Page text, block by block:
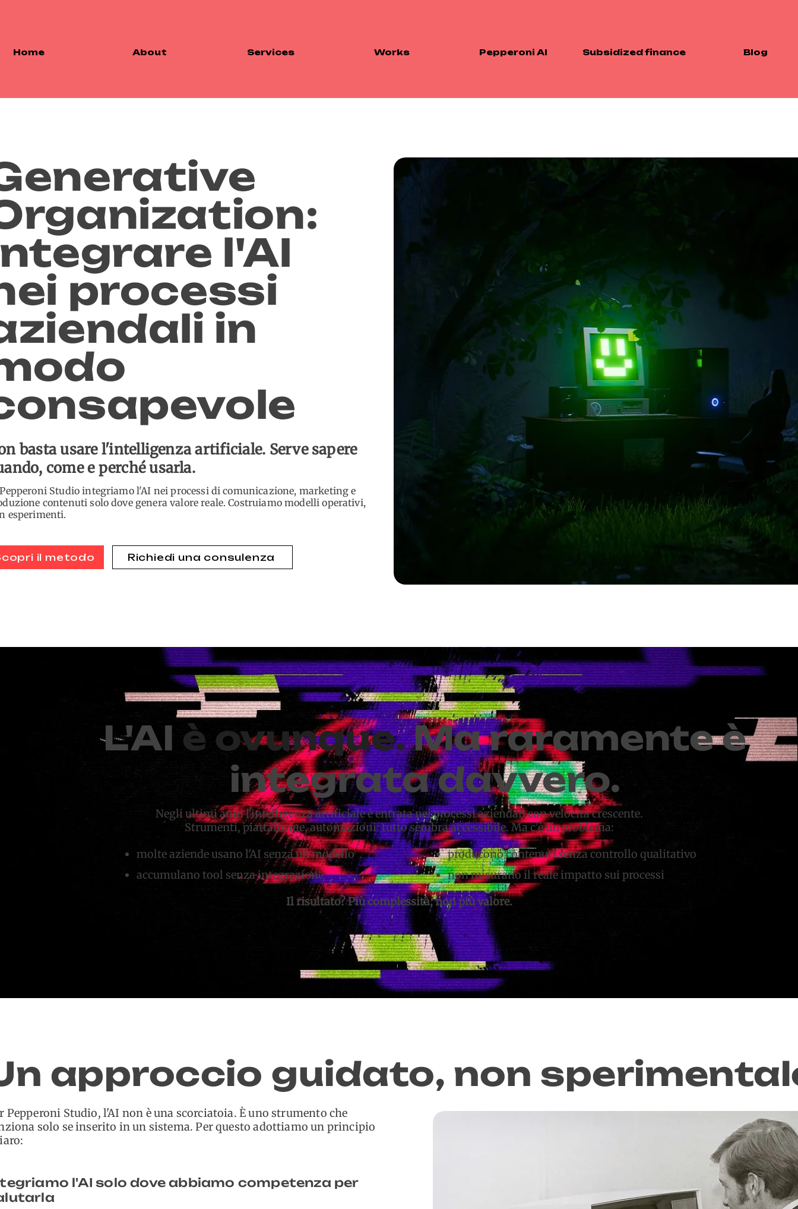
Home About Services Works Pepperoni AI Subsidized finance Blog
l'AI
processi
in
basta usare l'intelligenza artificiale. Serve sapere
come e perché usarla.
Studio integriamo l'AI nei processi di comunicazione, marketing e
contenuti solo dove genera valore reale. Costruiamo modelli operativi,
esperimenti.
il metodo Richiedi una consulenza
L'AI è ovunque.Ma raramente è
integrata davvero.
Negli ultimi anni l'intelligenza artificiale è entrata nei processi aziendali con velocità crescente.
Strumenti, piattaforme, automazioni: tutto sembra accessibile. Ma c'è un problema:
molte aziende usano l'AI senza un modello
accumulano tool senza integrazione
producono contenuti senza controllo qualitativo
non misurano il reale impatto sui processi
​Il risultato? Più complessità, non più valore.
approccio guidato, non
Pepperoni Studio, l'AI non è una scorciatoia. È uno strumento che
solo se inserito in un sistema. Per questo adottiamo un principio
l'AI solo dove abbiamo competenza per